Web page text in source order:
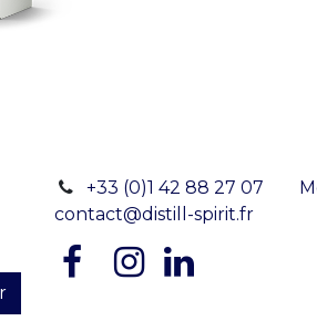
+33 (0)1 42 88 27 07
contact@distill-spirit.fr